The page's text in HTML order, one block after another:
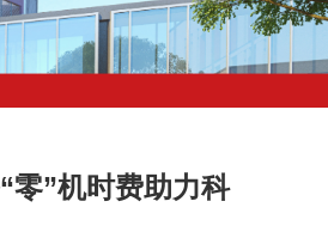
零”机时费助力科